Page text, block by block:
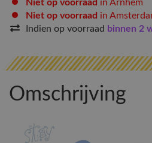
Niet op voorraad in Arnhem
Niet op voorraad in
Indien op voorraad binnen 2
Omschrijving